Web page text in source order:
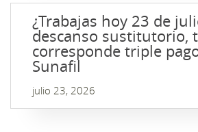
¿Trabajas hoy 23 de
descanso sustitutorio,
corresponde triple
Sunafil
julio 23, 2026